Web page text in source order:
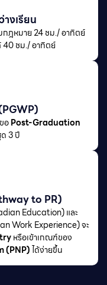
างเรียน
ฎหมาย 24 ชม./ อาทิตย์
40 ชม./ อาทิตย์
อPost-Graduation
3 ปี
to PR)
Education) และ
Work Experience) จะ
หรือเข้าเกณฑ์ของ
(PNP)ได้ง่ายขึ้น